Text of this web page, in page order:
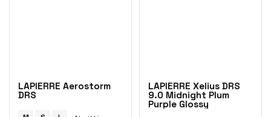
LAPIERRE Aerostorm
DRS
LAPIERRE Xelius DRS
9.0 Midnight Plum
Purple Glossy